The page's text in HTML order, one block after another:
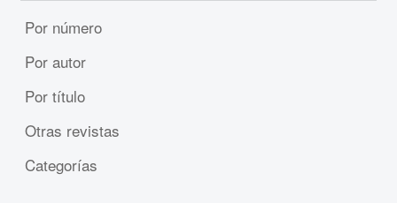
Por número
Por autor
Por título
Otras revistas
Categorías